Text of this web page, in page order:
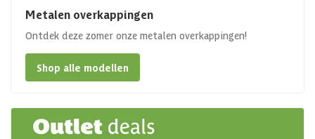
Metalen overkappingen
Ontdek deze zomer onze metalen overkappingen!
Shop alle modellen